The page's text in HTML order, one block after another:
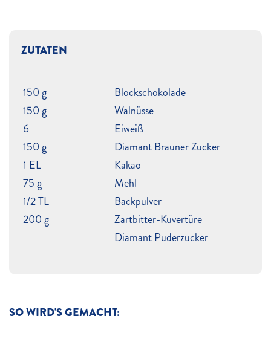
SO WIRD'S GEMACHT:
ZUTATEN
150 g
Blockschokolade
150 g
Walnüsse
6
Eiweiß
150 g
Diamant Brauner Zucker
1 EL
Kakao
75 g
Mehl
1/2 TL
Backpulver
200 g
Zartbitter-Kuvertüre
Diamant Puderzucker